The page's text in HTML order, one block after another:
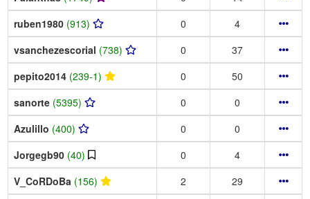
ruben1980 (913) 0
4
vsanchezescorial (738) 0
37
pepito2014 (239-1) 0
50
sanorte (5395) 0
0
Azulillo (400) 0
0
Jorgegb90 (40) 0
4
V_CoRDoBa (156) 2
29